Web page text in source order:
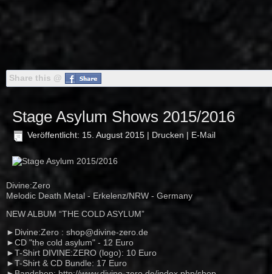
Share this @
Stage Asylum Shows 2015/2016
Veröffentlicht: 15. August 2015 | Drucken | E-Mail
Divine:Zero
Melodic Death Metal - Erkelenz/NRW - Germany
NEW ALBUM “THE COLD ASYLUM”
►Divine:Zero : shop@divine-zero.de
►CD "the cold asylum" - 12 Euro
►T-Shirt DIVINE:ZERO (logo): 10 Euro
►T-Shirt & CD Bundle: 17 Euro